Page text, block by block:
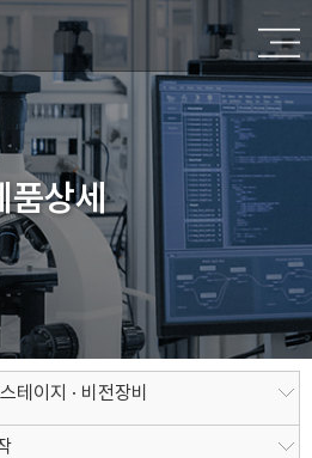
품상세
테이지 · 비전장비